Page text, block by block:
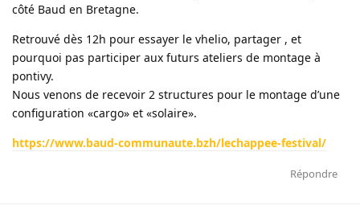
côté Baud en Bretagne.
Retrouvé dès 12h pour essayer le vhelio, partager , et
pourquoi pas participer aux futurs ateliers de montage à
pontivy.
Nous venons de recevoir 2 structures pour le montage d’une
configuration «cargo» et «solaire».
https://www.baud-communaute.bzh/lechappee-festival/
Répondre